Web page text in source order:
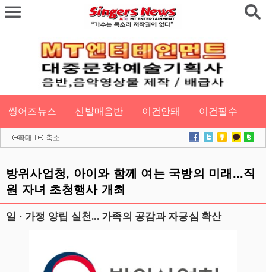
씽어즈뉴스 신발매음반 이건안돼 이건필수
확대 l 축소
방위사업청, 아이와 함께 여는 국방의 미래...직
원 자녀 초청행사 개최
일 · 가정 양립 실천... 가족의 공감과 자긍심 확산